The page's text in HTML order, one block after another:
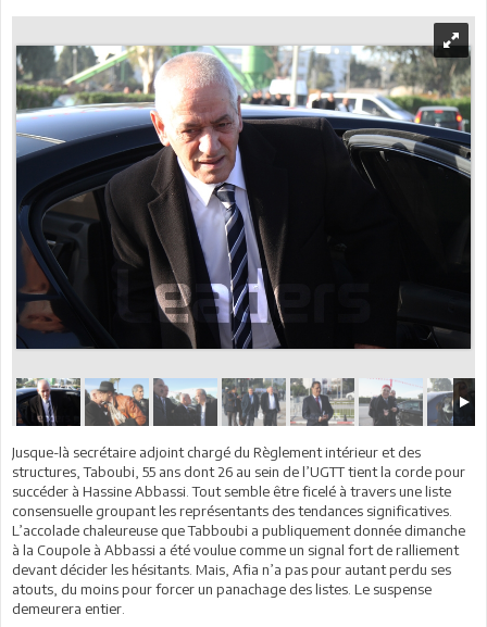
Jusque-là secrétaire adjoint chargé du Règlement intérieur et des
structures, Taboubi, 55 ans dont 26 au sein de l’UGTT tient la corde pour
succéder à Hassine Abbassi. Tout semble être ficelé à travers une liste
consensuelle groupant les représentants des tendances significatives.
L’accolade chaleureuse que Tabboubi a publiquement donnée dimanche
à la Coupole à Abbassi a été voulue comme un signal fort de ralliement
devant décider les hésitants. Mais, Afia n’a pas pour autant perdu ses
atouts, du moins pour forcer un panachage des listes. Le suspense
demeurera entier.